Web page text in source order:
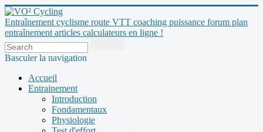
Entraînement cyclisme route VTT coaching puissance forum plan
entraînement articles calculateurs en ligne !
Basculer la navigation
Accueil
Entrainement
Introduction
Fondamentaux
Physiologie